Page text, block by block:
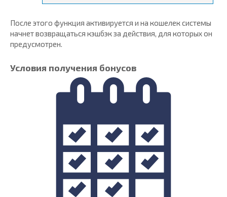
После этого функция активируется и на кошелек системы
начнет возвращаться кэшбэк за действия, для которых он
предусмотрен.
Условия получения бонусов